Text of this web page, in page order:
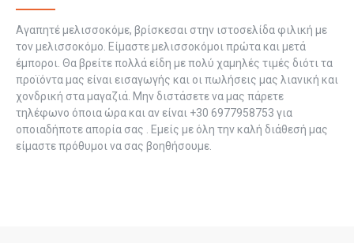
Αγαπητέ μελισσοκόμε, βρίσκεσαι στην ιστοσελίδα φιλική με
τον μελισσοκόμο. Eίμαστε μελισσοκόμοι πρώτα και μετά
έμποροι. Θα βρείτε πολλά είδη με πολύ χαμηλές τιμές διότι τα
προϊόντα μας είναι εισαγωγής και οι πωλήσεις μας λιανική και
χονδρική στα μαγαζιά. Μην διστάσετε να μας πάρετε
τηλέφωνο όποια ώρα και αν είναι +30 6977958753 για
οποιαδήποτε απορία σας . Εμείς με όλη την καλή διάθεσή μας
είμαστε πρόθυμοι να σας βοηθήσουμε.